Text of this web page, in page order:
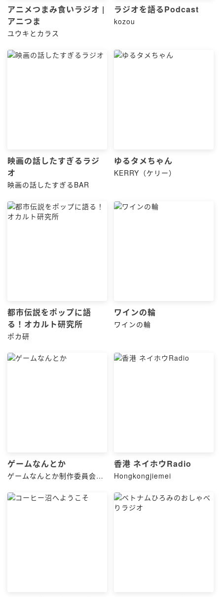
アニメつまみ食いラジオ |
アニつま
ユウキとカラス
ラジオを語るPodcast
kozou
映画の話したすぎるラジ
オ
映画の話したすぎるBAR
ゆるタメちゃん
KERRY（ケリー）
都市伝説をポップに語
る！オカルト研究所
ポカ研
ワインの輪
ワインの輪
ゲームなんとか
ゲームなんとか制作委員会
香港 ネイホウRadio
Hongkongjiemei